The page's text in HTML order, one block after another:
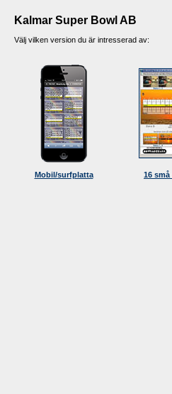
Kalmar Super Bowl AB
Välj vilken version du är intresserad av:
Mobil/surfplatta 16